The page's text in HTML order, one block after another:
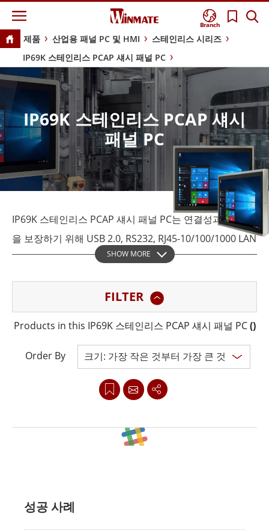
Branch
제품 산업용 패널 PC 및 HMI
스테인리스 시리즈
IP69K 스테인리스 PCAP 섀시 패널 PC
IP69K 스테인리스 PCAP 섀시
패널 PC
IP69K 스테인리스 PCAP 섀시 패널 PC는 연결성과 호환성
을 보장하기 위해 USB 2.0, RS232, RJ45-10/100/1000 LAN
등 다양한 입출력 포트가 장착되어 있습니다. 이 패널 PC는
계되었습니다. IP69K 등급은 고압 세척에 적합하여 패널
PC가 가장 열악한 환경에서도 견딜 수 있도록 보장합니다.
SHOW MORE
FILTER
Products in this IP69K 스테인리스 PCAP 섀시 패널 PC()
Order By
성공 사례